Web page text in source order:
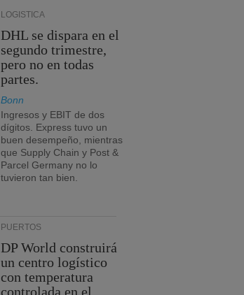
LOGÍSTICA
DHL se dispara en el
segundo trimestre,
pero no en todas
partes.
Bonn
Ingresos y EBIT de dos
dígitos. Express tuvo un
buen desempeño, mientras
que Supply Chain y Post &
Parcel Germany no lo
tuvieron tan bien.
PUERTOS
DP World construirá
un centro logístico
con temperatura
controlada en el